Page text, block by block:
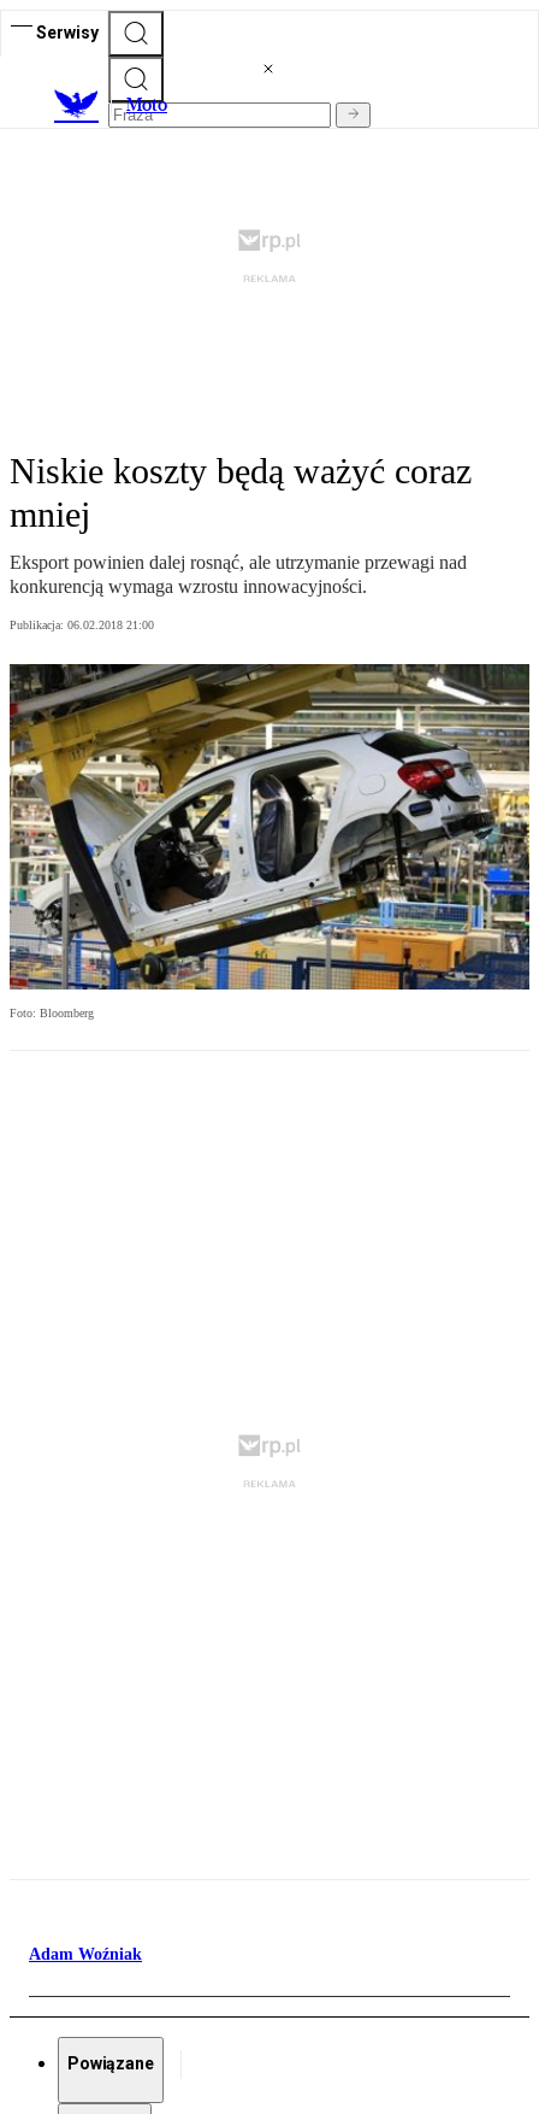
Serwisy
Moto
Niskie koszty będą ważyć coraz
mniej
Eksport powinien dalej rosnąć, ale utrzymanie przewagi nad
konkurencją wymaga wzrostu innowacyjności.
Publikacja: 06.02.2018 21:00
Foto: Bloomberg
Adam Woźniak
Powiązane